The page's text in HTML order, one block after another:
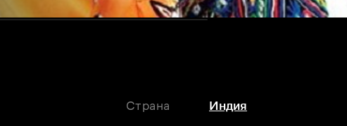
Страна Индия